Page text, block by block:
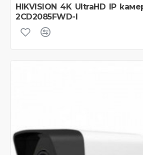
HIKVISION 4K UltraHD IP
2CD2085FWD-I